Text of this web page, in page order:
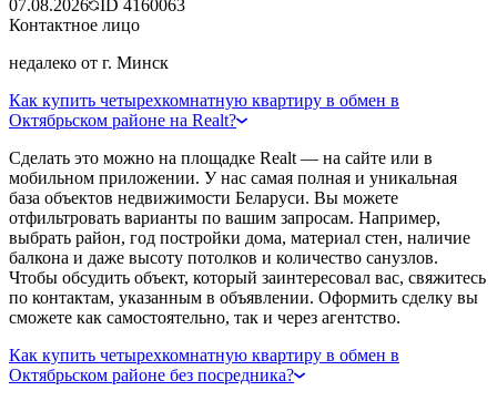
07.08.2026 ID 4160063
Контактное лицо
недалеко от г. Минск
Как купить четырехкомнатную квартиру в обмен в
Октябрьском районе на Realt?
Сделать это можно на площадке Realt — на сайте или в
мобильном приложении. У нас самая полная и уникальная
база объектов недвижимости Беларуси. Вы можете
отфильтровать варианты по вашим запросам. Например,
выбрать район, год постройки дома, материал стен, наличие
балкона и даже высоту потолков и количество санузлов.
Чтобы обсудить объект, который заинтересовал вас, свяжитесь
по контактам, указанным в объявлении. Оформить сделку вы
сможете как самостоятельно, так и через агентство.
Как купить четырехкомнатную квартиру в обмен в
Октябрьском районе без посредника?